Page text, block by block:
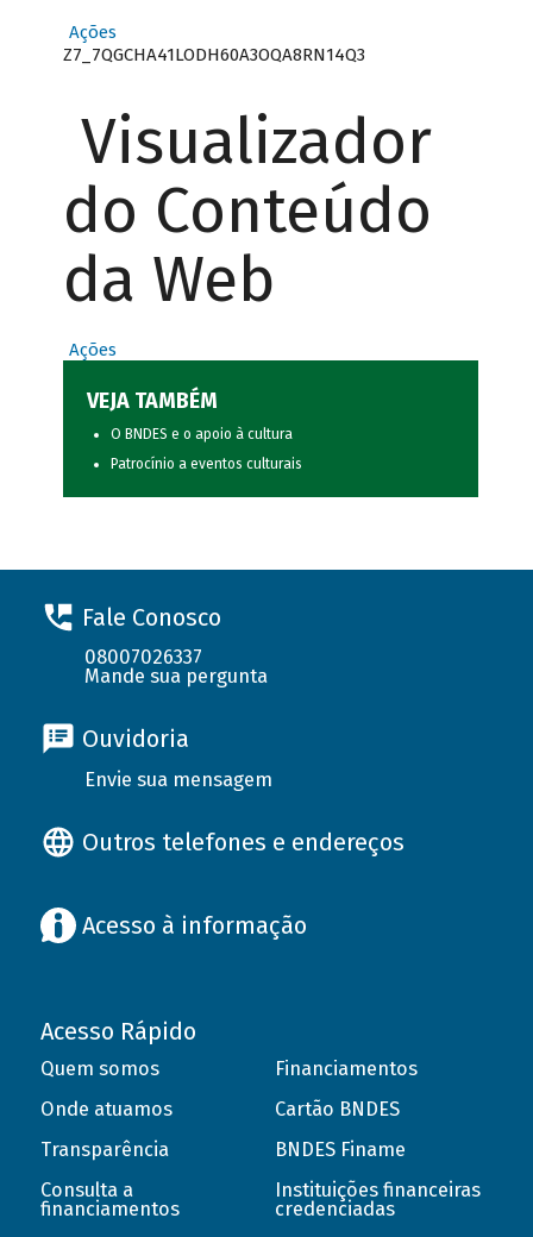
Ações
Z7_7QGCHA41LODH60A3OQA8RN14Q3
Visualizador
do Conteúdo
da Web
Ações
VEJA TAMBÉM
O BNDES e o apoio à cultura
Patrocínio a eventos culturais
Fale Conosco
08007026337
Mande sua pergunta
Ouvidoria
Envie sua mensagem
Outros telefones e endereços
Acesso à informação
Acesso Rápido
Quem somos
Onde atuamos
Transparência
Consulta a
financiamentos
Financiamentos
Cartão BNDES
BNDES Finame
Instituições financeiras
credenciadas